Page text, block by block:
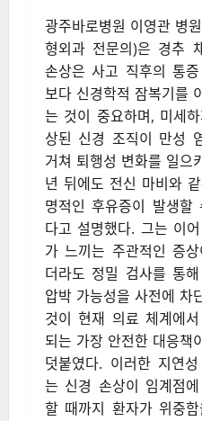
광주바로병원 이영관 병
형외과 전문의)은 경추
손상은 사고 직후의 통
보다 신경학적 잠복기를
는 것이 중요하며, 미세
상된 신경 조직이 만성
거쳐 퇴행성 변화를 일으
년 뒤에도 전신 마비와
명적인 후유증이 발생할
다고 설명했다. 그는 이
가 느끼는 주관적인 증
더라도 정밀 검사를 통
압박 가능성을 사전에 차
것이 현재 의료 체계에
되는 가장 안전한 대응책
덧붙였다. 이러한 지연
는 신경 손상이 임계점
할 때까지 환자가 위중